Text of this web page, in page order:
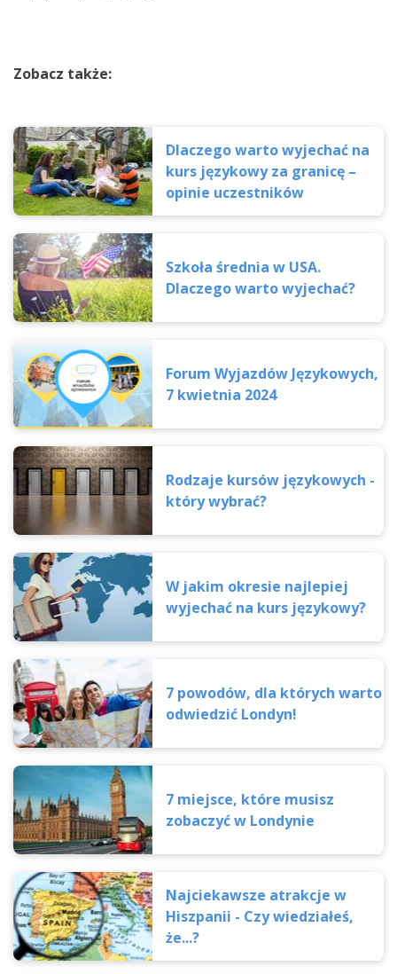
Zobacz także:
Dlaczego warto wyjechać na
kurs językowy za granicę –
opinie uczestników
Szkoła średnia w USA.
Dlaczego warto wyjechać?
Forum Wyjazdów Językowych,
7 kwietnia 2024
Rodzaje kursów językowych -
który wybrać?
W jakim okresie najlepiej
wyjechać na kurs językowy?
7 powodów, dla których warto
odwiedzić Londyn!
7 miejsce, które musisz
zobaczyć w Londynie
Najciekawsze atrakcje w
Hiszpanii - Czy wiedziałeś,
że...?